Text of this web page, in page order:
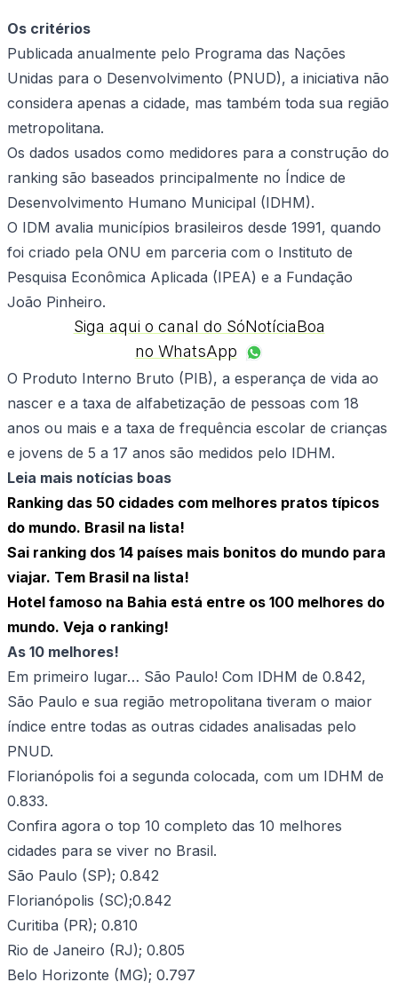
Os critérios
Publicada anualmente pelo Programa das Nações
Unidas para o Desenvolvimento (PNUD), a iniciativa não
considera apenas a cidade, mas também toda sua região
metropolitana.
Os dados usados como medidores para a construção do
ranking são baseados principalmente no Índice de
Desenvolvimento Humano Municipal (IDHM).
O IDM avalia municípios brasileiros desde 1991, quando
foi criado pela ONU em parceria com o Instituto de
Pesquisa Econômica Aplicada (IPEA) e a Fundação
João Pinheiro.
Siga aqui o canal do SóNotíciaBoa
no WhatsApp
O Produto Interno Bruto (PIB), a esperança de vida ao
nascer e a taxa de alfabetização de pessoas com 18
anos ou mais e a taxa de frequência escolar de crianças
e jovens de 5 a 17 anos são medidos pelo IDHM.
Leia mais notícias boas
Ranking das 50 cidades com melhores pratos típicos
do mundo. Brasil na lista!
Sai ranking dos 14 países mais bonitos do mundo para
viajar. Tem Brasil na lista!
Hotel famoso na Bahia está entre os 100 melhores do
mundo. Veja o ranking!
As 10 melhores!
Em primeiro lugar… São Paulo! Com IDHM de 0.842,
São Paulo e sua região metropolitana tiveram o maior
índice entre todas as outras cidades analisadas pelo
PNUD.
Florianópolis foi a segunda colocada, com um IDHM de
0.833.
Confira agora o top 10 completo das 10 melhores
cidades para se viver no Brasil.
São Paulo (SP); 0.842
Florianópolis (SC);0.842
Curitiba (PR); 0.810
Rio de Janeiro (RJ); 0.805
Belo Horizonte (MG); 0.797